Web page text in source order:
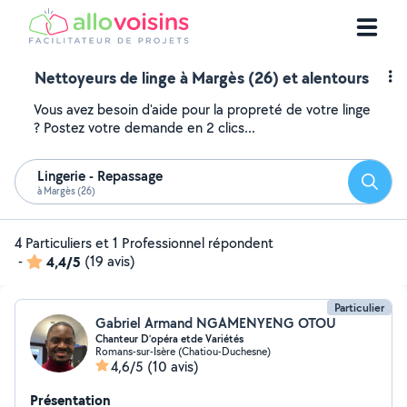
Nettoyeurs de linge à Margès (26) et alentours
Vous avez besoin d'aide pour la propreté de votre linge
? Postez votre demande en 2 clics...
Lingerie - Repassage
à Margès (26)
4 Particuliers et 1 Professionnel répondent
-
4,4/5 (19 avis)
Particulier
Gabriel Armand NGAMENYENG OTOU
Chanteur D’opéra etde Variétés
Romans-sur-Isère (Chatiou-Duchesne)
4,6/5 (10 avis)
Présentation